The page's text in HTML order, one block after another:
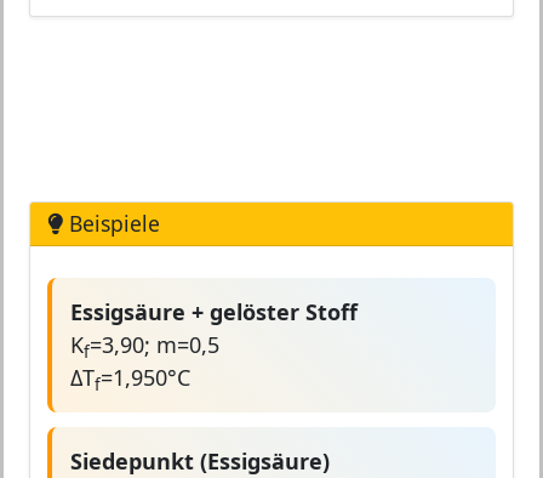
Beispiele
Essigsäure + gelöster Stoff
Kf=3,90; m=0,5
ΔTf=1,950°C
Siedepunkt (Essigsäure)